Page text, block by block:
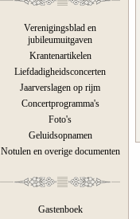
Verenigingsblad en
jubileumuitgaven
Krantenartikelen
Liefdadigheidsconcerten
Jaarverslagen op rijm
Concertprogramma's
Foto's
Geluidsopnamen
Notulen en overige documenten
Gastenboek